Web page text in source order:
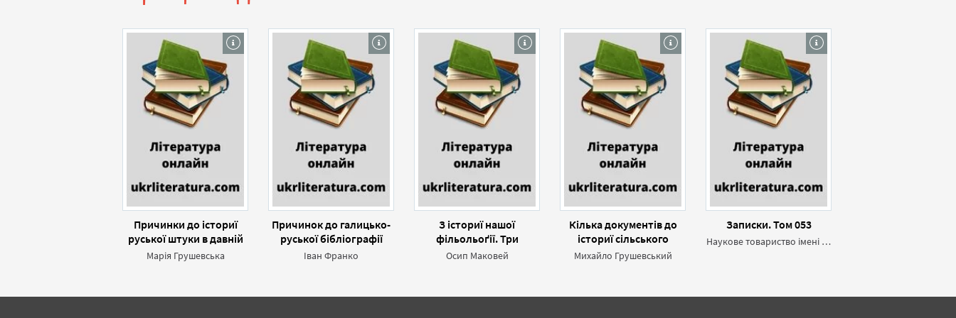
Причинки до істориї
руської штуки в давній
Польщі (етнографічній)
Марія Грушевська
Причинок до галицько-
руської бібліографії
1848-1849 р.
Іван Франко
З істориї нашої
фільольоґії. Три
галицькі граматики
Йосиф Лозинський)
Осип Маковей
Кілька документів до
істориї сільського
духовенства в Галичині
Михайло Грушевський
Записки. Том 053
Наукове товариство імені Шевченка